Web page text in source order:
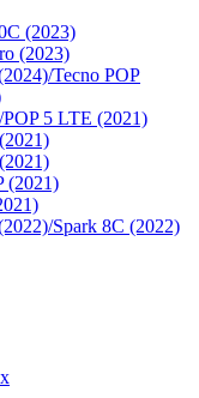
(2023)
(2023)
Tecno POP
5 LTE (2021)
(2021)
Spark 8C (2022)